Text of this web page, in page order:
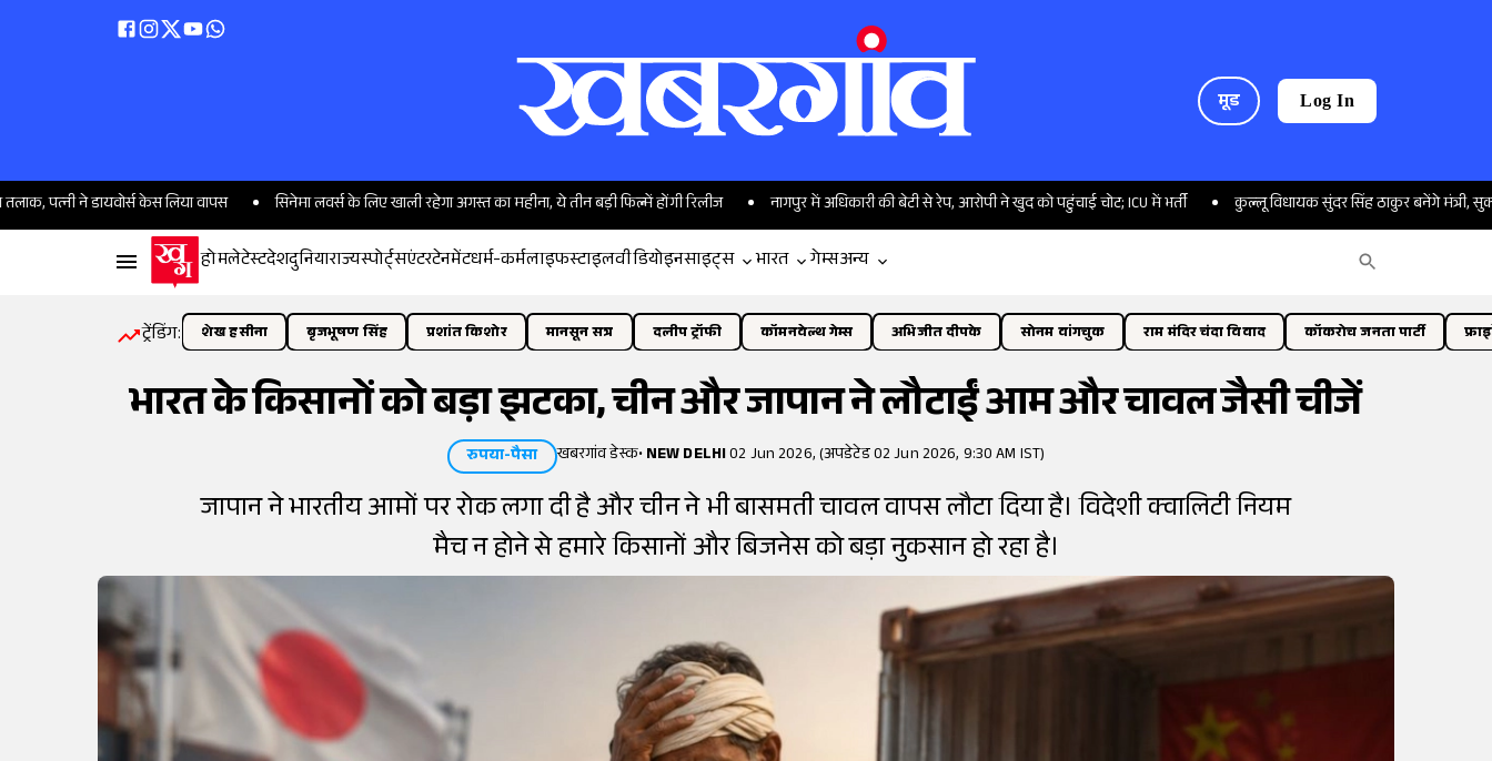
मूड Log In
डायवोर्स केस लिया वापस सिनेमा लवर्स के लिए खाली रहेगा अगस्त का महीना, ये तीन बड़ी फिल्में होंगी रिलीज नागपुर में अधिकारी की बेटी से रेप, आरोपी ने खुद को पहुंचाई चोट; ICU में भर्ती कुल्लू विधायक सुंदर सिंह ठाकुर बनेंगे मंत्री, सुक्खू कैबिनेट
होमलेटेस्टदेशदुनियाराज्यस्पोर्ट्सएंटरटेनमेंटधर्म-कर्मलाइफस्टाइलवीडियोइनसाइट्स भारत गेम्सअन्य
ट्रेंडिंग: शेख हसीना बृजभूषण सिंह प्रशांत किशोर मानसून सत्र दलीप ट्रॉफी कॉमनवेल्थ गेम्स अभिजीत दीपके सोनम वांगचुक राम मंदिर चंदा विवाद कॉकरोच जनता पार्टी
भारत के किसानों को बड़ा झटका, चीन और जापान ने लौटाईं आम और चावल जैसी चीजें
रुपया-पैसा खबरगांव डेस्क•NEW DELHI02 Jun 2026, (अपडेटेड 02 Jun 2026, 9:30 AM IST)
जापान ने भारतीय आमों पर रोक लगा दी है और चीन ने भी बासमती चावल वापस लौटा दिया है। विदेशी क्वालिटी नियम
मैच न होने से हमारे किसानों और बिजनेस को बड़ा नुकसान हो रहा है।